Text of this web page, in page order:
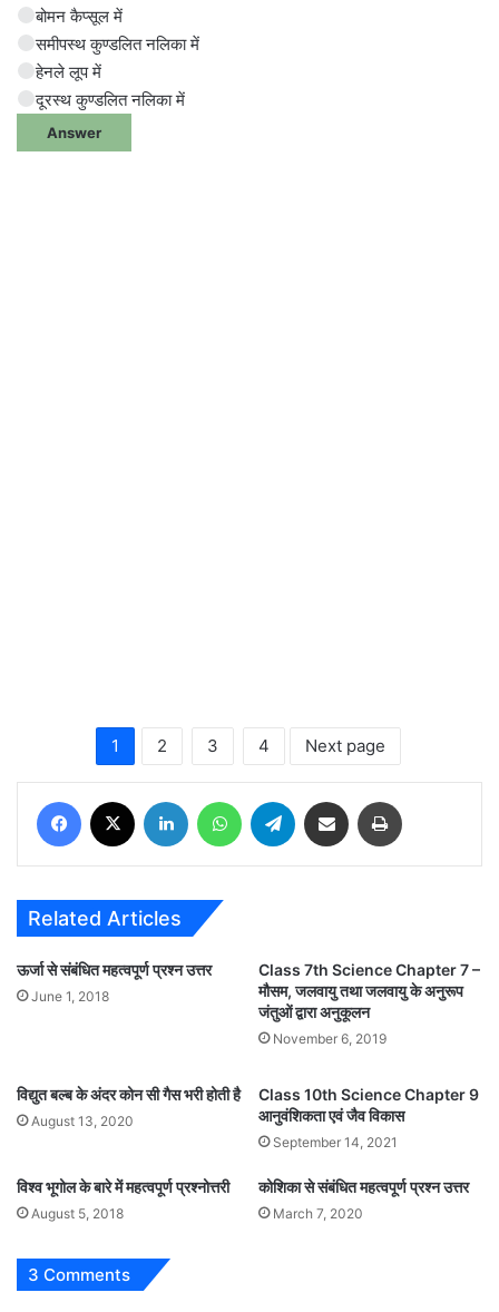
बोमन कैप्सूल में
समीपस्थ कुण्डलित नलिका में
हेनले लूप में
दूरस्थ कुण्डलित नलिका में
Answer
1 2 3 4 Next page
Facebook LinkedIn WhatsAppTelegram Share via Email
Related Articles
ऊर्जा से संबंधित महत्वपूर्ण प्रश्न उत्तर
June 1, 2018
Class 7th Science Chapter 7 –
मौसम, जलवायु तथा जलवायु के अनुरूप
जंतुओं द्वारा अनुकूलन
November 6, 2019
विद्युत बल्ब के अंदर कोन सी गैस भरी होती है
August 13, 2020
Class 10th Science Chapter 9
आनुवंशिकता एवं जैव विकास
September 14, 2021
विश्व भूगोल के बारे में महत्वपूर्ण प्रश्नोत्तरी
August 5, 2018
कोशिका से संबंधित महत्वपूर्ण प्रश्न उत्तर
March 7, 2020
3 Comments